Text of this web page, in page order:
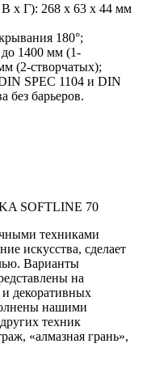
x Г): 268 x 63 x 44 мм
180°;
1400 мм (1-
(2-створчатых);
SPEC 1104 и DIN
без барьеров.
техниками
искусства, сделает
Варианты
на
и декоративных
нашими
техник
«алмазная грань»,